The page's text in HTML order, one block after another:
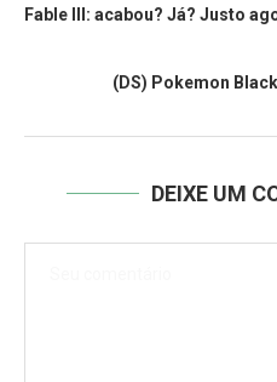
Fable III: acabou? Já? Justo
(DS) Pokemon
DEIXE UM